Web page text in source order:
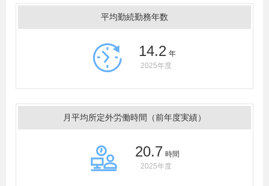
平均勤続勤務年数
14.2 年
2025年度
月平均所定外労働時間（前年度実績）
20.7 時間
2025年度